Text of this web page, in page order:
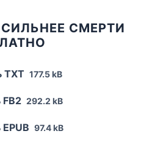
СМЕРТИ
TXT 177.5 kB
FB2 292.2 kB
97.4 kB